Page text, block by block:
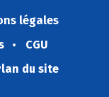
légales
CGU
du site